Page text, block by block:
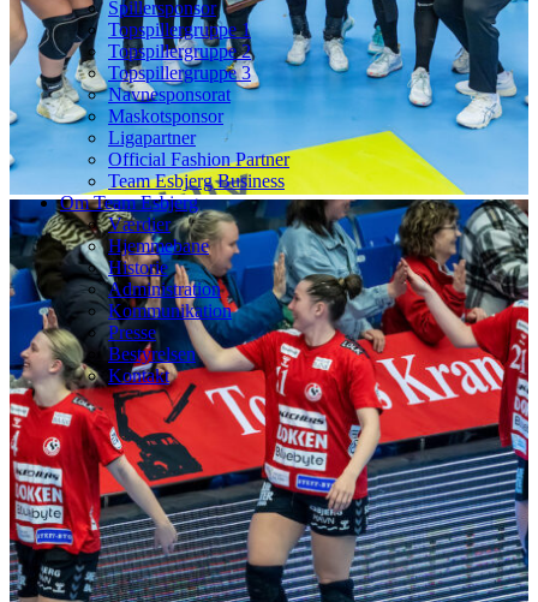
Spillersponsor
Topspillergruppe 1
Topspillergruppe 2
Topspillergruppe 3
Navnesponsorat
Maskotsponsor
Ligapartner
Official Fashion Partner
Team Esbjerg Business
Om Team Esbjerg
Værdier
Hjemmebane
Historie
Administration
Kommunikation
Presse
Bestyrelsen
Kontakt